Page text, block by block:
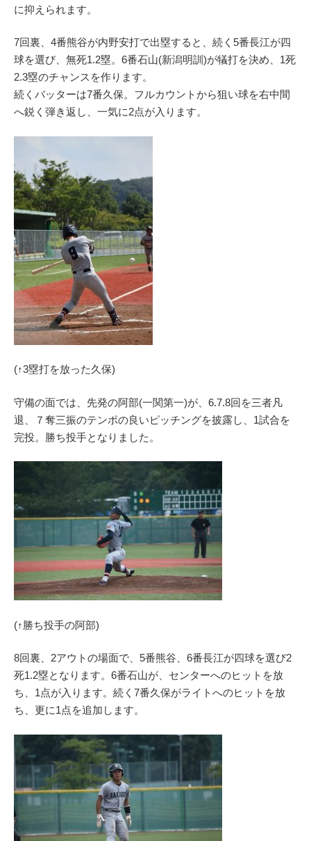
に抑えられます。
7回裏、4番熊谷が内野安打で出塁すると、続く5番長江が四
球を選び、無死1.2塁。6番石山(新潟明訓)が犠打を決め、1死
2.3塁のチャンスを作ります。
続くバッターは7番久保。フルカウントから狙い球を右中間
へ鋭く弾き返し、一気に2点が入ります。
(↑3塁打を放った久保)
守備の面では、先発の阿部(一関第一)が、6.7.8回を三者凡
退、７奪三振のテンポの良いピッチングを披露し、1試合を
完投。勝ち投手となりました。
(↑勝ち投手の阿部)
8回裏、2アウトの場面で、5番熊谷、6番長江が四球を選び2
死1.2塁となります。6番石山が、センターへのヒットを放
ち、1点が入ります。続く7番久保がライトへのヒットを放
ち、更に1点を追加します。